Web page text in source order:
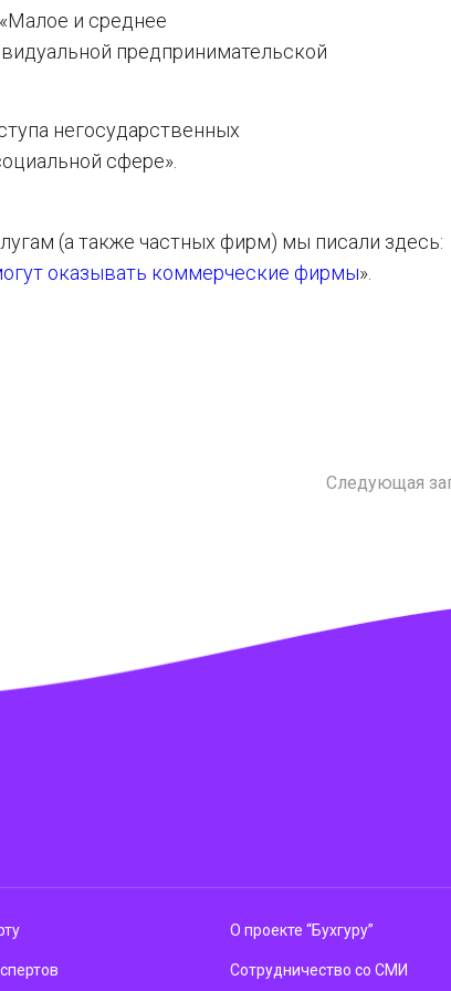
и среднее
предпринимательской
негосударственных
сфере».
(а также частных фирм) мы писали здесь:
оказывать коммерческие фирмы».
Следующая
О проекте “Бухгуру”
Сотрудничество со СМИ